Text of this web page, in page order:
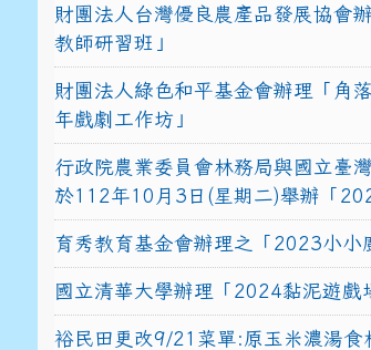
財團法人台灣優良農產品發展協會
教師研習班」
財團法人綠色和平基金會辦理「角
年戲劇工作坊」
行政院農業委員會林務局與國立臺
於112年10月3日(星期二)舉辦「
育秀教育基金會辦理之「2023小小
國立清華大學辦理「2024黏泥遊戲
裕民田更改9/21菜單:原玉米濃湯食